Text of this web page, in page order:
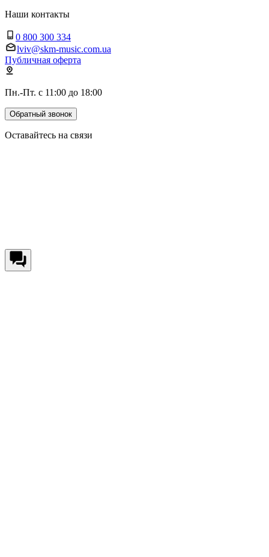
Наши контакты
0 800 300 334
lviv@skm-music.com.ua
Публичная оферта
Пн.-Пт. с 11:00 до 18:00
Обратный звонок
Оставайтесь на связи